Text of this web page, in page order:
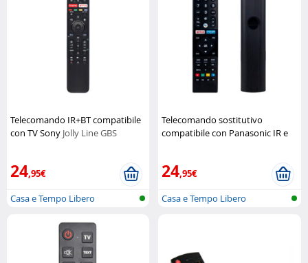
Telecomando IR+BT compatibile
con TV Sony Jolly Line GBS
24,95€
Casa e Tempo Libero
Telecomando sostitutivo
compatibile con Panasonic IR e
24,95€
Casa e Tempo Libero